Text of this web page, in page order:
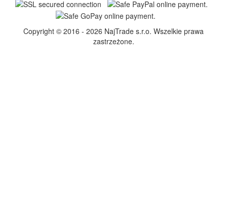
Copyright © 2016 - 2026 NajTrade s.r.o. Wszelkie prawa
zastrzeżone.